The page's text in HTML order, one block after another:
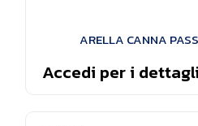
ARELLA CANNA
Accedi per i dettagli